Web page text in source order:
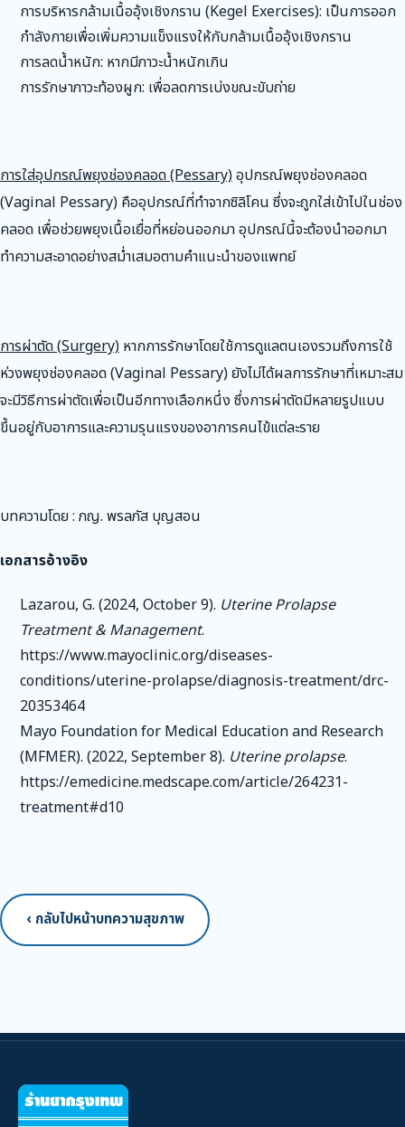
การบริหารกล้ามเนื้ออุ้งเชิงกราน (Kegel Exercises): เป็นการออก
กำลังกายเพื่อเพิ่มความแข็งแรงให้กับกล้ามเนื้ออุ้งเชิงกราน
การลดน้ำหนัก: หากมีภาวะน้ำหนักเกิน
การรักษาภาวะท้องผูก: เพื่อลดการเบ่งขณะขับถ่าย
การใส่อุปกรณ์พยุงช่องคลอด (Pessary)อุปกรณ์พยุงช่องคลอด
(Vaginal Pessary) คืออุปกรณ์ที่ทำจากซิลิโคน ซึ่งจะถูกใส่เข้าไปในช่อง
คลอด เพื่อช่วยพยุงเนื้อเยื่อที่หย่อนออกมา อุปกรณ์นี้จะต้องนำออกมา
ทำความสะอาดอย่างสม่ำเสมอตามคำแนะนำของแพทย์
การผ่าตัด (Surgery) หากการรักษาโดยใช้การดูแลตนเองรวมถึงการใช้
ห่วงพยุงช่องคลอด (Vaginal Pessary) ยังไม่ได้ผลการรักษาที่เหมาะสม
จะมีวิธีการผ่าตัดเพื่อเป็นอีกทางเลือกหนึ่ง ซึ่งการผ่าตัดมีหลายรูปแบบ
ขึ้นอยู่กับอาการและความรุนแรงของอาการคนไข้แต่ละราย
บทความโดย : ภญ. พรลภัส บุญสอน
เอกสารอ้างอิง
Lazarou, G. (2024, October 9). Uterine Prolapse
Treatment & Management.
https://www.mayoclinic.org/diseases-
conditions/uterine-prolapse/diagnosis-treatment/drc-
20353464
Mayo Foundation for Medical Education and Research
(MFMER). (2022, September 8). Uterine prolapse.
https://emedicine.medscape.com/article/264231-
treatment#d10
‹ กลับไปหน้าบทความสุขภาพ